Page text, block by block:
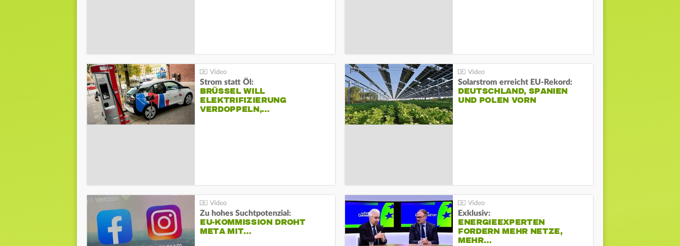
Strom statt Öl:
BRÜSSEL WILL
ELEKTRIFIZIERUNG
VERDOPPELN,…
Solarstrom erreicht EU-Rekord:
DEUTSCHLAND, SPANIEN
UND POLEN VORN
Zu hohes Suchtpotenzial:
EU-KOMMISSION DROHT
META MIT…
Exklusiv:
ENERGIEEXPERTEN
FORDERN MEHR NETZE,
MEHR…